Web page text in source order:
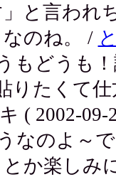
」と言わ
のね。 /
どうも！
りたくて
( 2002-09-
のよ～で
か楽しみ